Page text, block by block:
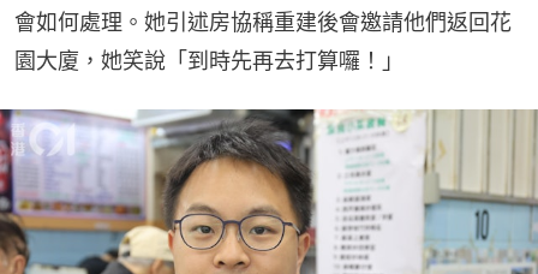
會如何處理。她引述房協稱重建後會邀請他們返回花
園大廈，她笑說「到時先再去打算囉！」